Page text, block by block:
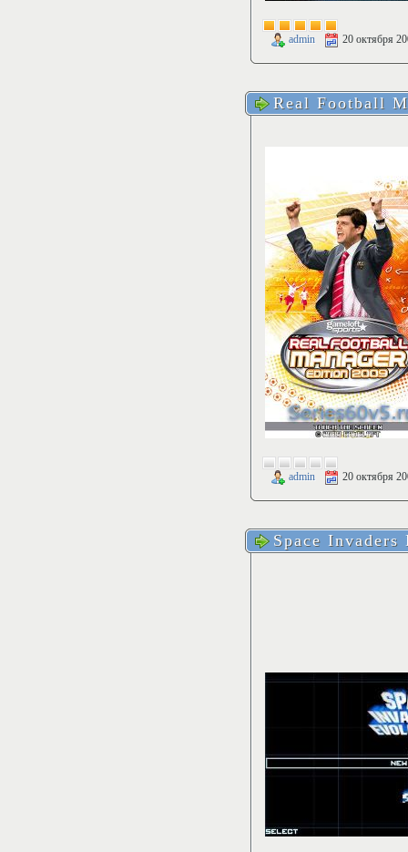
admin 20 октября
Real Football
admin 20 октября
Space